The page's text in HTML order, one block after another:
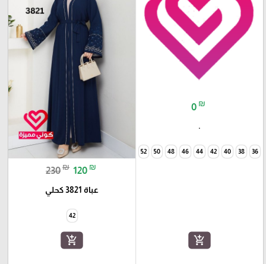
0 ₪
.
36
38
40
42
44
46
48
50
52
60
add_shopping_cart
230₪ 120 ₪
عباة 3821 كحلي
42
add_shopping_cart